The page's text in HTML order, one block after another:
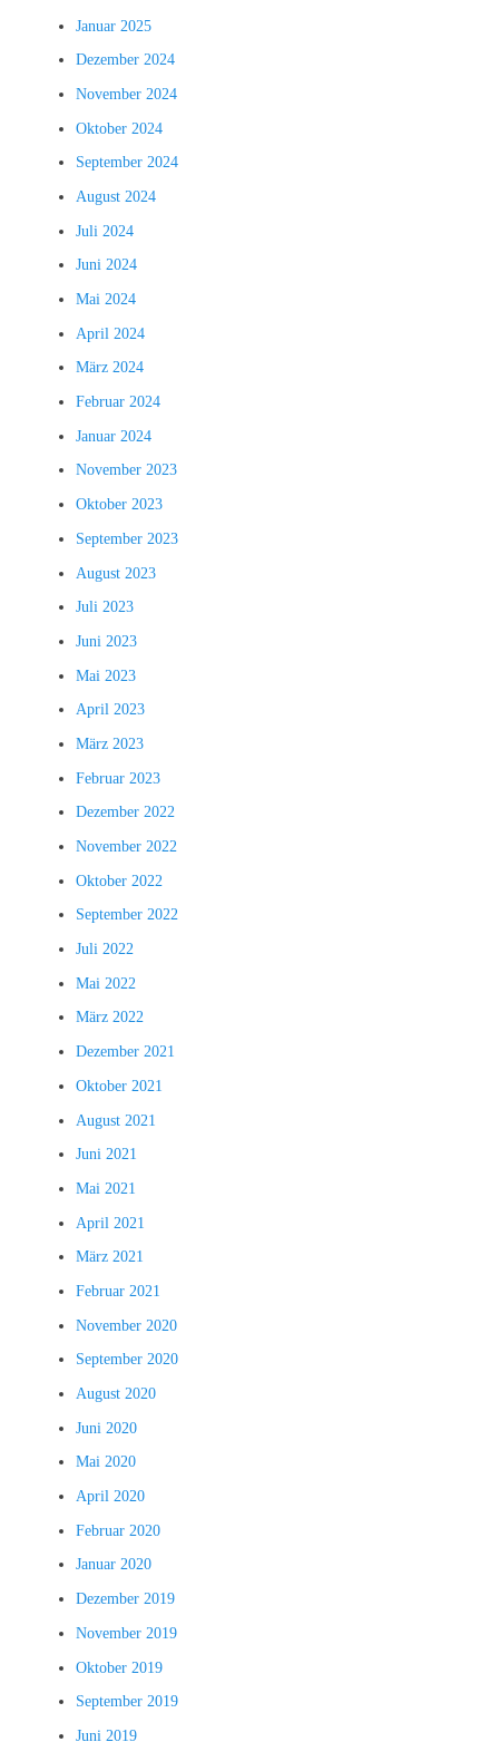
Januar 2025
Dezember 2024
November 2024
Oktober 2024
September 2024
August 2024
Juli 2024
Juni 2024
Mai 2024
April 2024
März 2024
Februar 2024
Januar 2024
November 2023
Oktober 2023
September 2023
August 2023
Juli 2023
Juni 2023
Mai 2023
April 2023
März 2023
Februar 2023
Dezember 2022
November 2022
Oktober 2022
September 2022
Juli 2022
Mai 2022
März 2022
Dezember 2021
Oktober 2021
August 2021
Juni 2021
Mai 2021
April 2021
März 2021
Februar 2021
November 2020
September 2020
August 2020
Juni 2020
Mai 2020
April 2020
Februar 2020
Januar 2020
Dezember 2019
November 2019
Oktober 2019
September 2019
Juni 2019